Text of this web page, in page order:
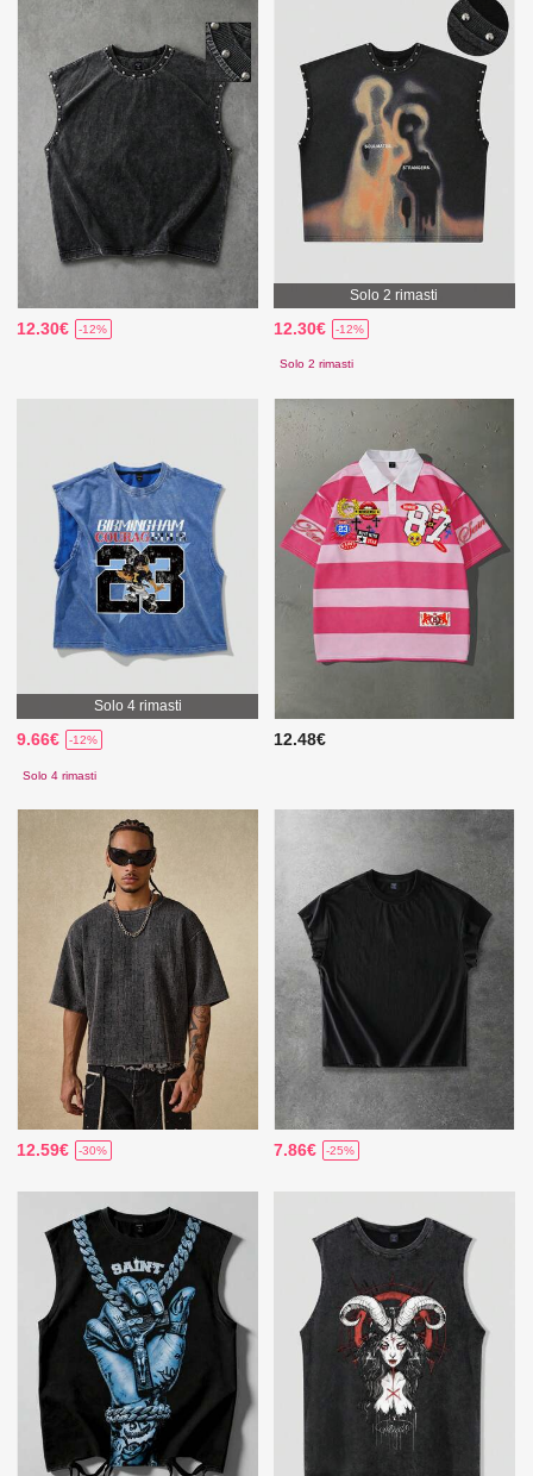
12.30€ -12%
Solo 2 rimasti
12.30€ -12%
Solo 2 rimasti
Solo 4 rimasti
9.66€ -12%
Solo 4 rimasti
12.48€
12.59€ -30% 7.86€ -25%